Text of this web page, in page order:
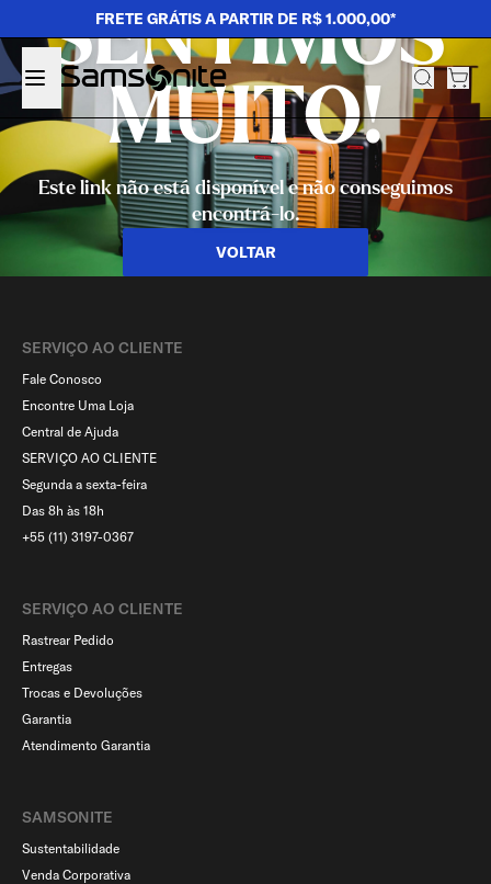
FRETE GRÁTIS A PARTIR DE R$ 1.000,00*
SENTIMOS
MUITO!
Este link não está disponível e não conseguimos
encontrá-lo.
VOLTAR
SERVIÇO AO CLIENTE​
Fale Conosco
Encontre Uma Loja
Central de Ajuda
SERVIÇO AO CLIENTE
Segunda a sexta-feira
Das 8h às 18h
+55 (11) 3197-0367
SERVIÇO AO CLIENTE​
Rastrear Pedido
Entregas
Trocas e Devoluções
Garantia
Atendimento Garantia
SAMSONITE
Sustentabilidade
Venda Corporativa